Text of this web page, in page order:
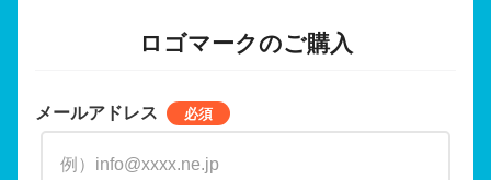
ロゴマークのご購入
メールアドレス